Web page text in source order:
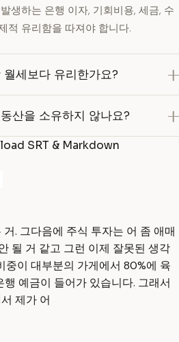
생하는 은행 이자, 기회비용, 세금, 수
적 유리함을 따져야 합니다.
세보다 유리한가요?
산을 소유하지 않나요?
SRT & Markdown
. 그다음에 주식 투자는 어 좀 애매
될 거 같고 그런 이제 잘못된 생각
중이 대부분의 가게에서 80%에 육
예금이 들어가 있습니다. 그래서
제가 어